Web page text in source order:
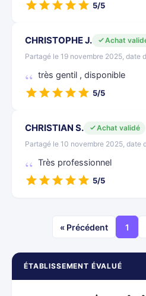
ÉTABLISSEMENT ÉVALUÉ
5/5
CHRISTOPHE J.
Achat
Partagé le 19 novembre 2025, date
très gentil , disponible
5/5
CHRISTIAN S.
Achat validé
Partagé le 10 novembre 2025, date
Très professionnel
5/5
« Précédent 1